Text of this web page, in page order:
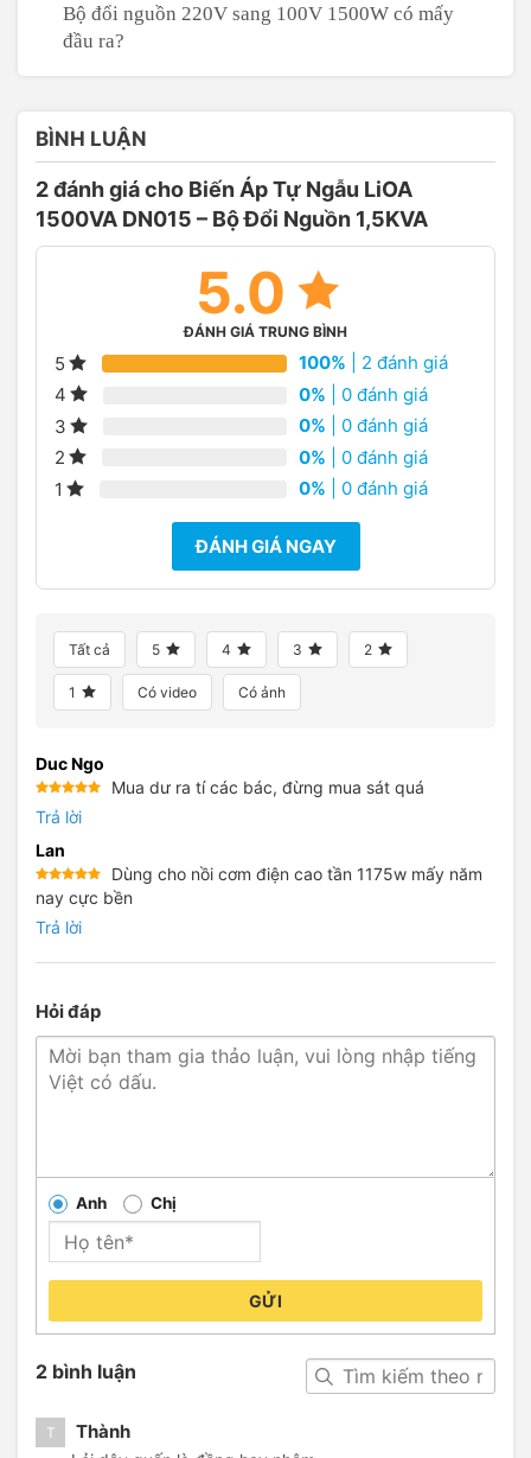
Bộ đổi nguồn 220V sang 100V 1500W có mấy
đầu ra?
BÌNH LUẬN
2 đánh giá cho Biến Áp Tự Ngẫu LiOA
1500VA DN015 – Bộ Đổi Nguồn 1,5KVA
5.0
ĐÁNH GIÁ TRUNG BÌNH
5 100% | 2 đánh giá
4
0% | 0 đánh giá
3
0% | 0 đánh giá
2
0% | 0 đánh giá
1
0% | 0 đánh giá
ĐÁNH GIÁ NGAY
Tất cả 5 4 3 2
1 Có video Có ảnh
Duc Ngo
Được xếp
hạng55
Mua dư ra tí các bác, đừng mua sát quá
Trả lời
Lan
Được xếp
hạng 55
sao
Dùng cho nồi cơm điện cao tần 1175w mấy năm
nay cực bền
Trả lời
Hỏi đáp
Anh Chị
GỬI
2 bình luận
T Thành